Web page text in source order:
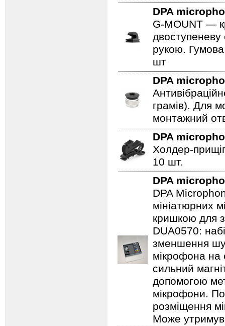
DPA
G-MOUNT —
двоступеневу
рукою. Гумова
шт
DPA
грамів). Для
монтажний
DPA
Холдер-
10 шт.
DPA
DPA
мініатюрних
кришкою для
DUA0570:
зменшення
мікрофона на
сильний
допомогою
мікрофони.
розміщення
Може